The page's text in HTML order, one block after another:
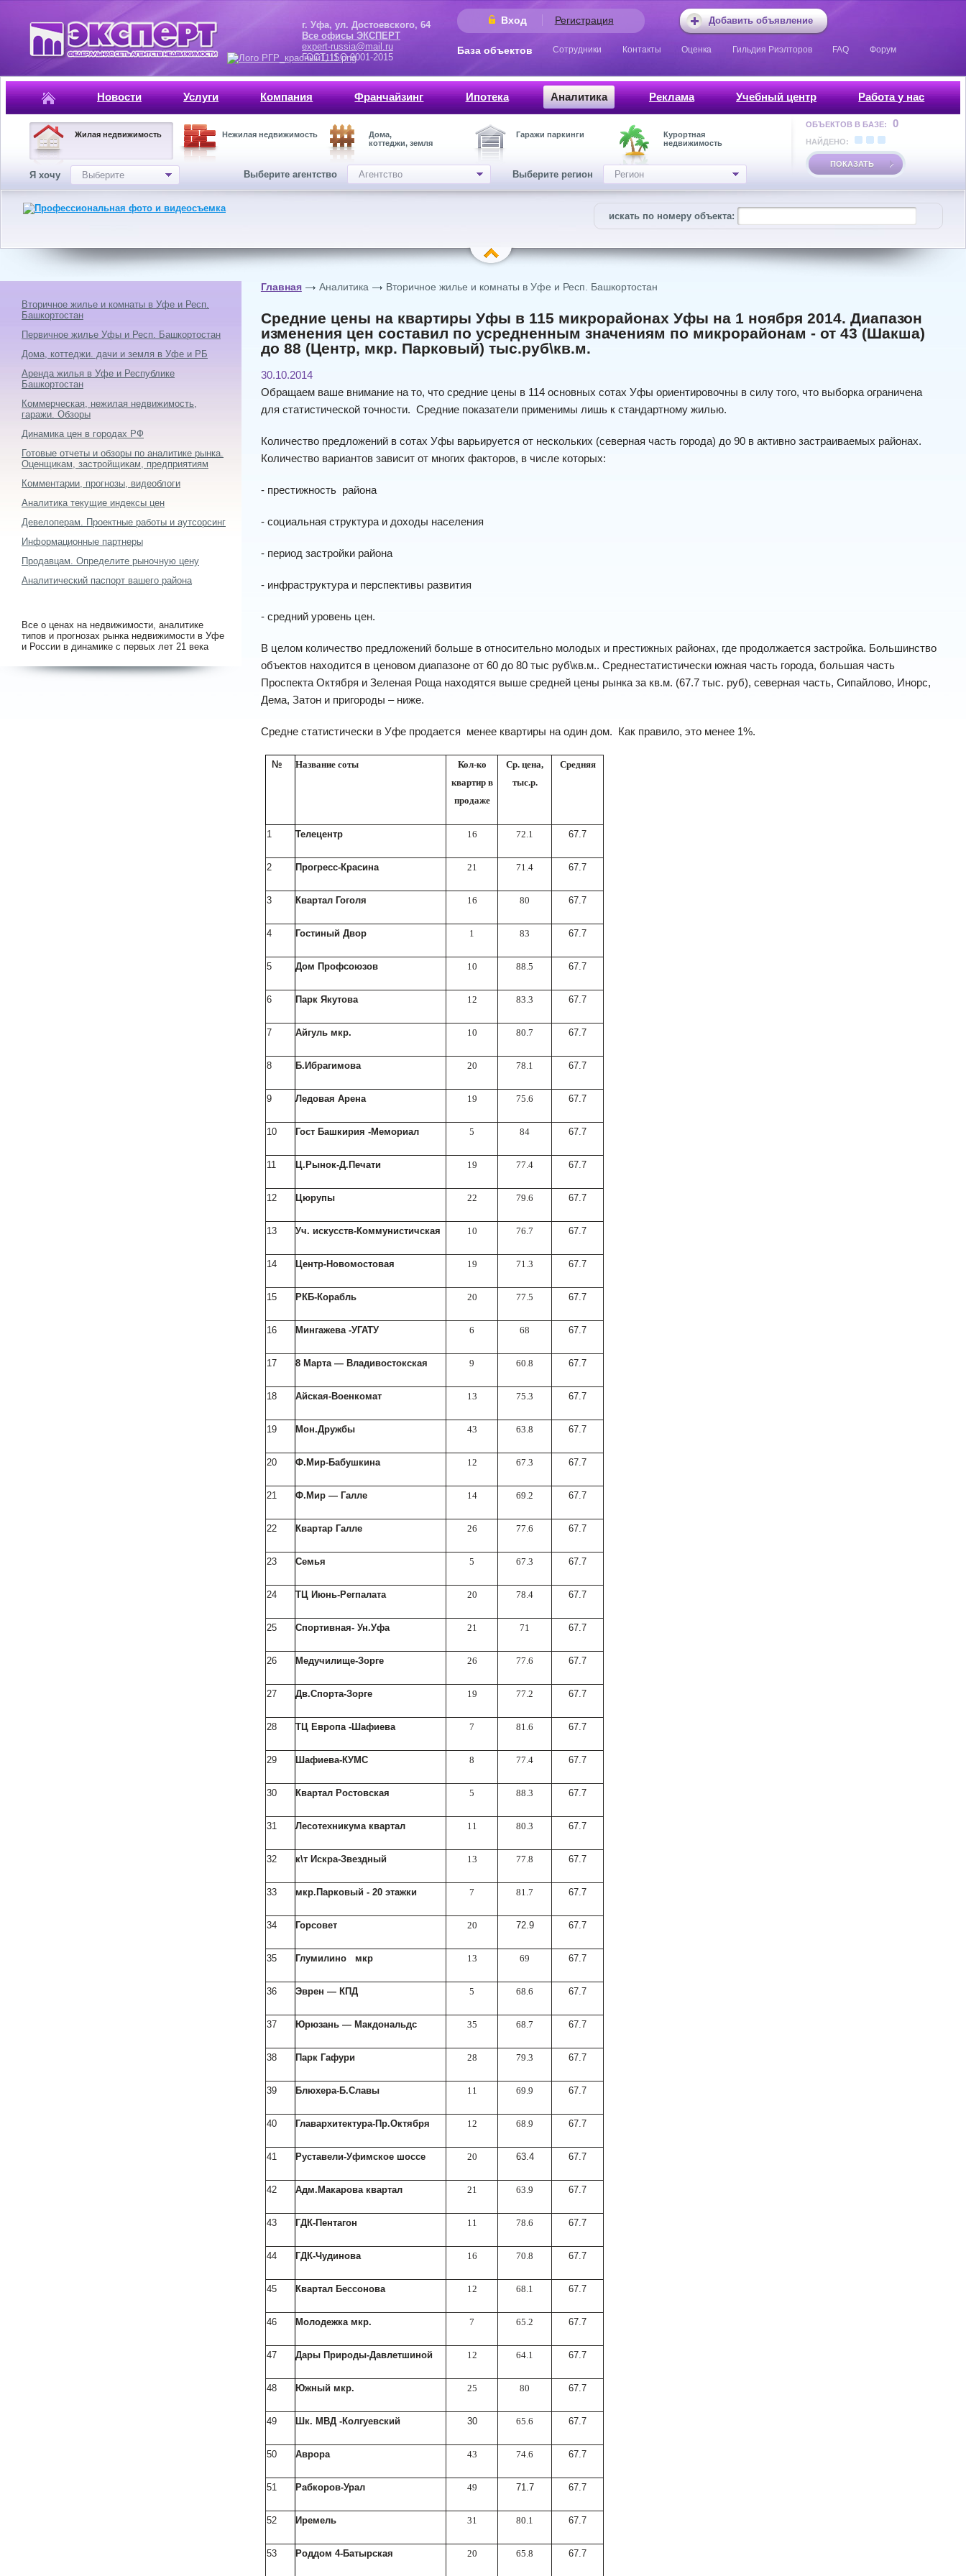
Добавить объявление
Вход Регистрация
г. Уфа, ул. Достоевского, 64
Все офисы ЭКСПЕРТ
expert-russia@mail.ru
ГОСТ, ISO 9001-2015
База объектов Сотрудники Контакты Оценка Гильдия Риэлторов FAQ Форум
Новости Услуги Компания Франчайзинг Ипотека Аналитика Реклама Учебный центр Работа у нас
Жилая недвижимость Нежилая недвижимость
Дома,
коттеджи, земля
Гаражи паркинги
Курортная
недвижимость
Я хочу Выберите Выберите агентство Агентство Выберите регион Регион
ОБЪЕКТОВ В БАЗЕ: 0
НАЙДЕНО:
ПОКАЗАТЬ
искать по номеру объекта:
Главная Аналитика Вторичное жилье и комнаты в Уфе и Респ. Башкортостан
Средние цены на квартиры Уфы в 115 микрорайонах Уфы на 1 ноября 2014. Диапазон
изменения цен составил по усредненным значениям по микрорайонам - от 43 (Шакша)
до 88 (Центр, мкр. Парковый) тыс.руб\кв.м.
30.10.2014
Обращаем ваше внимание на то, что средние цены в 114 основных сотах Уфы ориентировочны в силу того, что выборка ограничена
для статистической точности. Средние показатели применимы лишь к стандартному жилью.
Количество предложений в сотах Уфы варьируется от нескольких (северная часть города) до 90 в активно застраиваемых районах.
Количество вариантов зависит от многих факторов, в числе которых:
- престижность района
- социальная структура и доходы населения
- период застройки района
- инфраструктура и перспективы развития
- средний уровень цен.
В целом количество предложений больше в относительно молодых и престижных районах, где продолжается застройка. Большинство
объектов находится в ценовом диапазоне от 60 до 80 тыс руб\кв.м.. Среднестатистически южная часть города, большая часть
Проспекта Октября и Зеленая Роща находятся выше средней цены рынка за кв.м. (67.7 тыс. руб), северная часть, Сипайлово, Инорс,
Дема, Затон и пригороды – ниже.
Средне статистически в Уфе продается менее квартиры на один дом. Как правило, это менее 1%.
№ Название соты
Кол-ко
квартир в
продаже
Ср. цена,
тыс.р.
Средняя
1 Телецентр 16 72.1 67.7
2 Прогресс-Красина 21 71.4 67.7
3 Квартал Гоголя 16 80 67.7
4 Гостиный Двор 1 83 67.7
5 Дом Профсоюзов 10 88.5 67.7
6 Парк Якутова 12 83.3 67.7
7 Айгуль мкр. 10 80.7 67.7
8 Б.Ибрагимова 20 78.1 67.7
9 Ледовая Арена 19 75.6 67.7
10 Гост Башкирия -Мемориал 5 84 67.7
11 Ц.Рынок-Д.Печати 19 77.4 67.7
12 Цюрупы 22 79.6 67.7
13 Уч. искусств-Коммунистичская 10 76.7 67.7
14 Центр-Новомостовая 19 71.3 67.7
15 РКБ-Корабль 20 77.5 67.7
16 Мингажева -УГАТУ 6 68 67.7
17 8 Марта — Владивостокская 9 60.8 67.7
18 Айская-Военкомат 13 75.3 67.7
19 Мон.Дружбы 43 63.8 67.7
20 Ф.Мир-Бабушкина 12 67.3 67.7
21 Ф.Мир — Галле 14 69.2 67.7
22 Квартар Галле 26 77.6 67.7
23 Семья 5 67.3 67.7
24 ТЦ Июнь-Регпалата 20 78.4 67.7
25 Спортивная- Ун.Уфа 21 71 67.7
26 Медучилище-Зорге 26 77.6 67.7
27 Дв.Спорта-Зорге 19 77.2 67.7
28 ТЦ Европа -Шафиева 7 81.6 67.7
29 Шафиева-КУМС 8 77.4 67.7
30 Квартал Ростовская 5 88.3 67.7
31 Лесотехникума квартал 11 80.3 67.7
32 к\т Искра-Звездный 13 77.8 67.7
33 мкр.Парковый - 20 этажки 7 81.7 67.7
34 Горсовет 20 72.9 67.7
35 Глумилино мкр 13 69 67.7
36 Эврен — КПД 5 68.6 67.7
37 Юрюзань — Макдональдс 35 68.7 67.7
38 Парк Гафури 28 79.3 67.7
39 Блюхера-Б.Славы 11 69.9 67.7
40 Главархитектура-Пр.Октября 12 68.9 67.7
41 Руставели-Уфимское шоссе 20 63.4 67.7
42 Адм.Макарова квартал 21 63.9 67.7
43 ГДК-Пентагон 11 78.6 67.7
44 ГДК-Чудинова 16 70.8 67.7
45 Квартал Бессонова 12 68.1 67.7
46 Молодежка мкр. 7 65.2 67.7
47 Дары Природы-Давлетшиной 12 64.1 67.7
48 Южный мкр. 25 80 67.7
49 Шк. МВД -Колгуевский 30 65.6 67.7
50 Аврора 43 74.6 67.7
51 Рабкоров-Урал 49 71.7 67.7
52 Иремель 31 80.1 67.7
53 Роддом 4-Батырская 20 65.8 67.7
Вторичное жилье и комнаты в Уфе и Респ.
Башкортостан
Первичное жилье Уфы и Респ. Башкортостан
Дома, коттеджи. дачи и земля в Уфе и РБ
Аренда жилья в Уфе и Республике
Башкортостан
Коммерческая, нежилая недвижимость,
гаражи. Обзоры
Динамика цен в городах РФ
Готовые отчеты и обзоры по аналитике рынка.
Оценщикам, застройщикам, предприятиям
Комментарии, прогнозы, видеоблоги
Аналитика текущие индексы цен
Девелоперам. Проектные работы и аутсорсинг
Информационные партнеры
Продавцам. Определите рыночную цену
Аналитический паспорт вашего района
Все о ценах на недвижимости, аналитике
типов и прогнозах рынка недвижимости в Уфе
и России в динамике с первых лет 21 века